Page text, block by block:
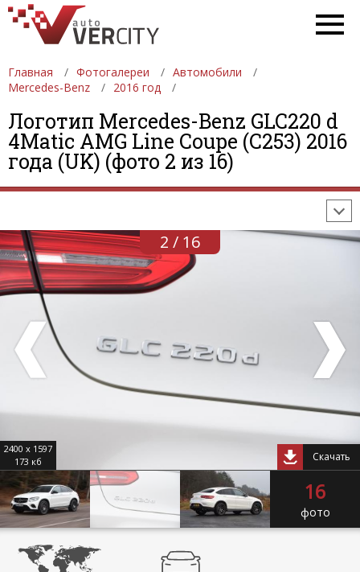
Главная Фотогалереи
Автомобили
Mercedes-Benz
2016 год
Логотип Mercedes-Benz GLC220 d
4Matic AMG Line Coupe (C253) 2016
года (UK) (фото 2 из 16)
ФОТОГАЛЕРЕИ АВТОМОБИЛИ
ДЕВУШКИ
АВТОСАЛОНЫ
ФОРМУЛА-1
2 / 16
2400 x 1597
173 кб
Скачать
16
фото